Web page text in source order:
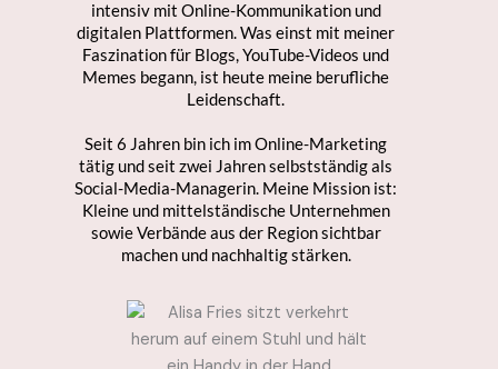
intensiv mit Online-Kommunikation und
digitalen Plattformen. Was einst mit meiner
Faszination für Blogs, YouTube-Videos und
Memes begann, ist heute meine berufliche
Leidenschaft.
Seit 6 Jahren bin ich im Online-Marketing
tätig und seit zwei Jahren selbstständig als
Social-Media-Managerin. Meine Mission ist:
Kleine und mittelständische Unternehmen
sowie Verbände aus der Region sichtbar
machen und nachhaltig stärken.